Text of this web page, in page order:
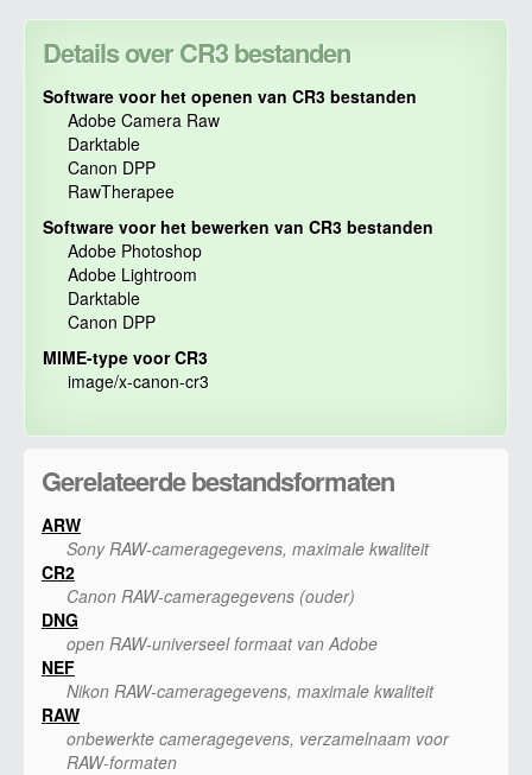
Details over CR3 bestanden
Software voor het openen van CR3 bestanden
Adobe Camera Raw
Darktable
Canon DPP
RawTherapee
Software voor het bewerken van CR3 bestanden
Adobe Photoshop
Adobe Lightroom
Darktable
Canon DPP
MIME-type voor CR3
image/x-canon-cr3
Gerelateerde bestandsformaten
ARW
Sony RAW-cameragegevens, maximale kwaliteit
CR2
Canon RAW-cameragegevens (ouder)
DNG
open RAW-universeel formaat van Adobe
NEF
Nikon RAW-cameragegevens, maximale kwaliteit
RAW
onbewerkte cameragegevens, verzamelnaam voor
RAW-formaten